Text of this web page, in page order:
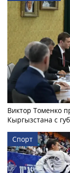
Виктор Томенко
Кыргызстана с
Спорт